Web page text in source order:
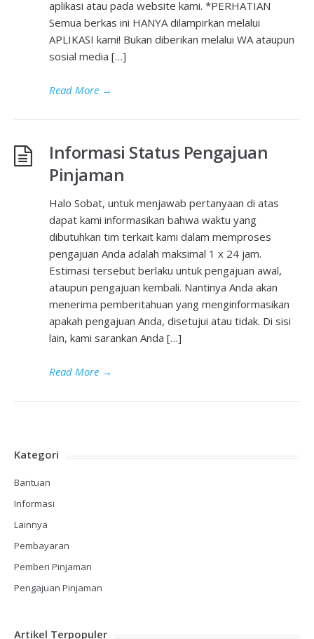
aplikasi atau pada website kami. *PERHATIAN
Semua berkas ini HANYA dilampirkan melalui
APLIKASI kami! Bukan diberikan melalui WA ataupun
sosial media […]
Read More →
Informasi Status Pengajuan
Pinjaman
Halo Sobat, untuk menjawab pertanyaan di atas
dapat kami informasikan bahwa waktu yang
dibutuhkan tim terkait kami dalam memproses
pengajuan Anda adalah maksimal 1 x 24 jam.
Estimasi tersebut berlaku untuk pengajuan awal,
ataupun pengajuan kembali. Nantinya Anda akan
menerima pemberitahuan yang menginformasikan
apakah pengajuan Anda, disetujui atau tidak. Di sisi
lain, kami sarankan Anda […]
Read More →
Kategori
Bantuan
Informasi
Lainnya
Pembayaran
Pemberi Pinjaman
Pengajuan Pinjaman
Artikel Terpopuler